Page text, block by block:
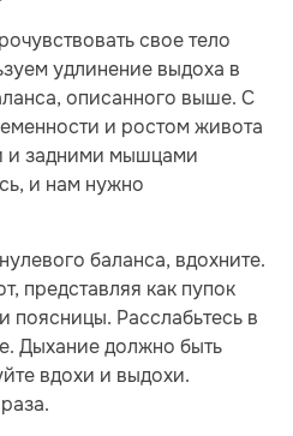
свое тело
удлинение выдоха в
описанного выше. С
и ростом живота
и задними мышцами
и нам нужно
баланса, вдохните.
представляя как пупок
поясницы. Расслабьтесь в
Дыхание должно быть
вдохи и выдохи.